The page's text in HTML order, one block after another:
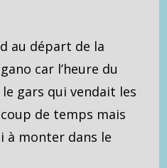
au départ de la
car l’heure du
gars qui vendait les
de temps mais
à monter dans le